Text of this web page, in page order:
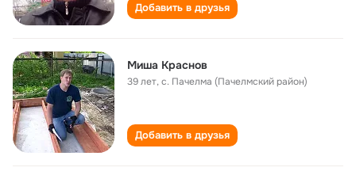
Добавить в друзья
Миша Краснов
39 лет,с. Пачелма (Пачелмский район)
Добавить в друзья